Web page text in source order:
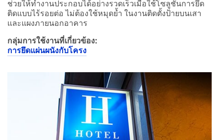
ช่วยให้ทำงานประกอบได้อย่างรวดเร็วเมื่อใช้โซลูชั่นการยึด
ติดแบบไร้รอยต่อ ไม่ต้องใช้หมุดย้ำ ในงานติดตั้งป้ายบนเสา
และแผงภายนอกอาคาร
กลุ่มการใช้งานที่เกี่ยวข้อง:
การยึดแผ่นผนังกับโครง